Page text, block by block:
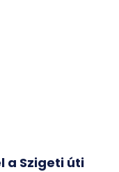
a Szigeti úti